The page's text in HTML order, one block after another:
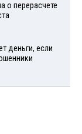
о перерасчете
деньги, если